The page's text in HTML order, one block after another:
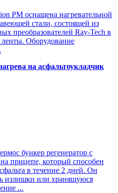
PM оснащена нагревательной
стали, состоящей из
преобразователей Ray-Tech в
ленты. Оборудование
на асфальтоукладчик
бункер регенератор с
прицепе, который способен
в течение 2 дней. Он
излишки или хранящуюся
...